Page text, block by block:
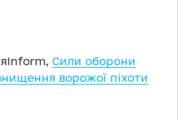
Сили оборони
ворожої піхоти